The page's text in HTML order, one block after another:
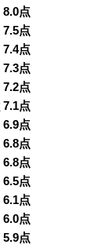
点
点
点
点
点
7.1点
点
点
点
点
点
点
点